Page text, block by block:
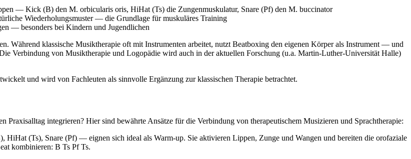
— Kick (B) den M. orbicularis oris, HiHat (Ts) die Zungenmuskulatur, Snare (Pf) den M. buccinator
Wiederholungsmuster — die Grundlage für muskuläres Training
— besonders bei Kindern und Jugendlichen
Während klassische Musiktherapie oft mit Instrumenten arbeitet, nutzt Beatboxing den eigenen Körper als Instrument — und
Verbindung von Musiktherapie und Logopädie wird auch in der aktuellen Forschung (u.a. Martin-Luther-Universität Halle)
und wird von Fachleuten als sinnvolle Ergänzung zur klassischen Therapie betrachtet.
integrieren? Hier sind bewährte Ansätze für die Verbindung von therapeutischem Musizieren und Sprachtherapie:
(Ts), Snare (Pf) — eignen sich ideal als Warm-up. Sie aktivieren Lippen, Zunge und Wangen und bereiten die orofaziale
kombinieren: B Ts Pf Ts.